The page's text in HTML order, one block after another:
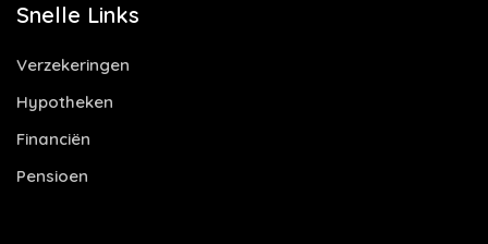
Snelle Links
Verzekeringen
Hypotheken
Financiën
Pensioen